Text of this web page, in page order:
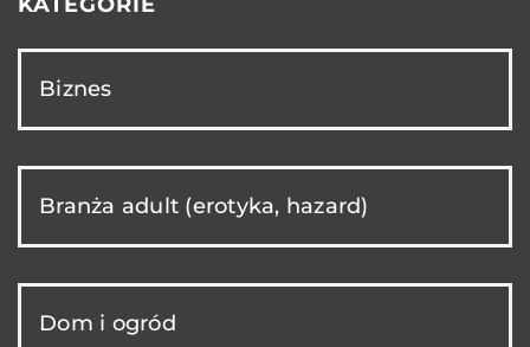
Biznes
Branża adult (erotyka, hazard)
Dom i ogród